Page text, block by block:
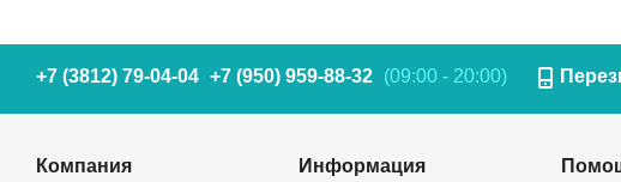
+7 (3812) 79-04-04 +7 (950) 959-88-32 (09:00 - 20:00)
Компания Информация